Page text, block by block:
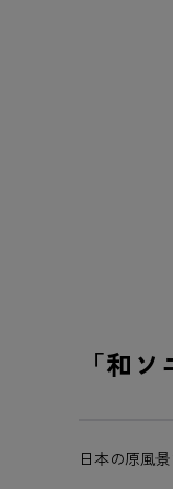
「和
日本の原風